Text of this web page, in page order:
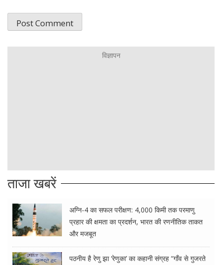
ताजा खबरें
अग्नि-4 का सफल परीक्षण: 4,000 किमी तक परमाणु
प्रहार की क्षमता का प्रदर्शन, भारत की रणनीतिक ताकत
और मजबूत
पठनीय है रेणु झा ‘रेणुका’ का कहानी संग्रह “गाँव से गुजरते